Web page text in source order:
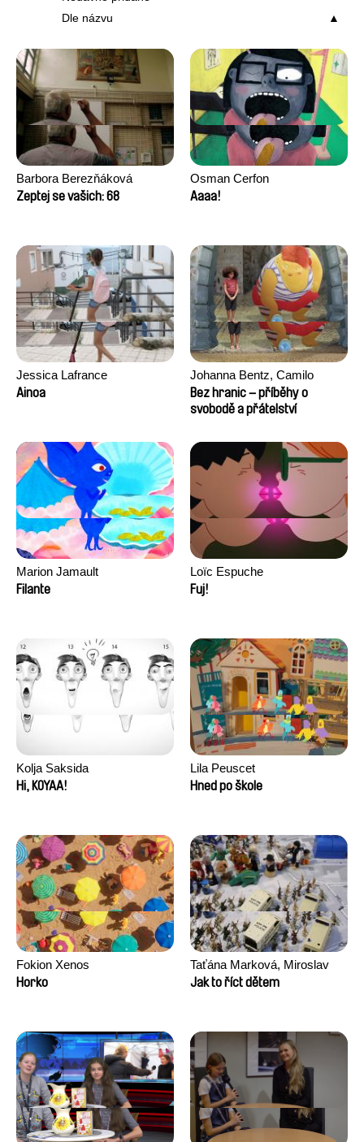
Dle názvu
Barbora Berezňáková
Zeptej se vašich: 68
Osman Cerfon
Aaaa!
Jessica Lafrance
Ainoa
Johanna Bentz, Camilo
Colmenares, Sandra Dajani,
Madeleine Dallmeyer, Nazgol
Khaled Nawal, Nada Riyad
Bez hranic – příběhy o
svobodě a přátelství
Marion Jamault
Filante
Loïc Espuche
Fuj!
Kolja Saksida
Hi, KOYAA!
Lila Peuscet
Hned po škole
Fokion Xenos
Horko
Taťána Marková, Miroslav
Trejtnar
Jak to říct dětem